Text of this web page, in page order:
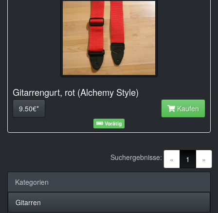
Gitarrengurt, rot (Alchemy Style)
9.50€* Kaufen
Vorätig
« 1 (current)
»
Suchergebnisse:
Kategorien
Gitarren